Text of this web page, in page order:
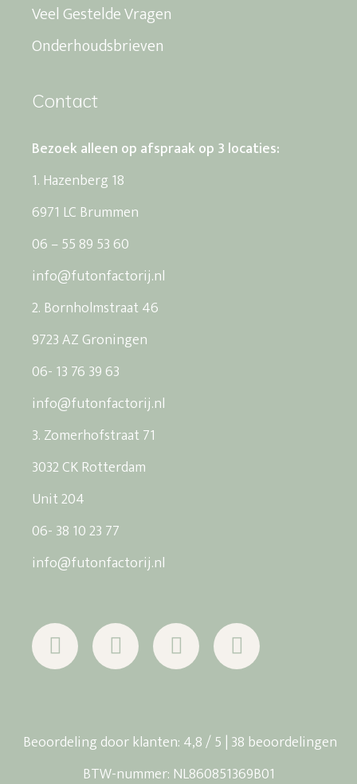
Veel Gestelde Vragen
Onderhoudsbrieven
Contact
Bezoek alleen op afspraak op 3 locaties:
1. Hazenberg 18
6971 LC Brummen
06 – 55 89 53 60
info@futonfactorij.nl
2. Bornholmstraat 46
9723 AZ Groningen
06- 13 76 39 63
info@futonfactorij.nl
3. Zomerhofstraat 71
3032 CK Rotterdam
Unit 204
06- 38 10 23 77
info@futonfactorij.nl
Beoordeling door klanten: 4,8/5 | 38 beoordelingen
BTW-nummer: NL860851369B01